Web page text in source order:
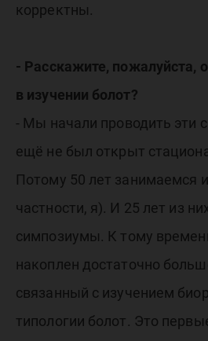
корректны.
- Расскажите, пожалуйста,
в изучении болот?
- Мы начали проводить эти
ещё не был открыт
Потому 50 лет занимаемся
частности, я). И 25 лет из
симпозиумы. К тому
накоплен достаточно
связанный с изучением
типологии болот. Это